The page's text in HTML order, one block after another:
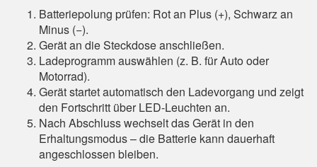
Batteriepolung prüfen: Rot an Plus (+), Schwarz an
Minus (−).
Gerät an die Steckdose anschließen.
Ladeprogramm auswählen (z. B. für Auto oder
Motorrad).
Gerät startet automatisch den Ladevorgang und zeigt
den Fortschritt über LED-Leuchten an.
Nach Abschluss wechselt das Gerät in den
Erhaltungsmodus – die Batterie kann dauerhaft
angeschlossen bleiben.